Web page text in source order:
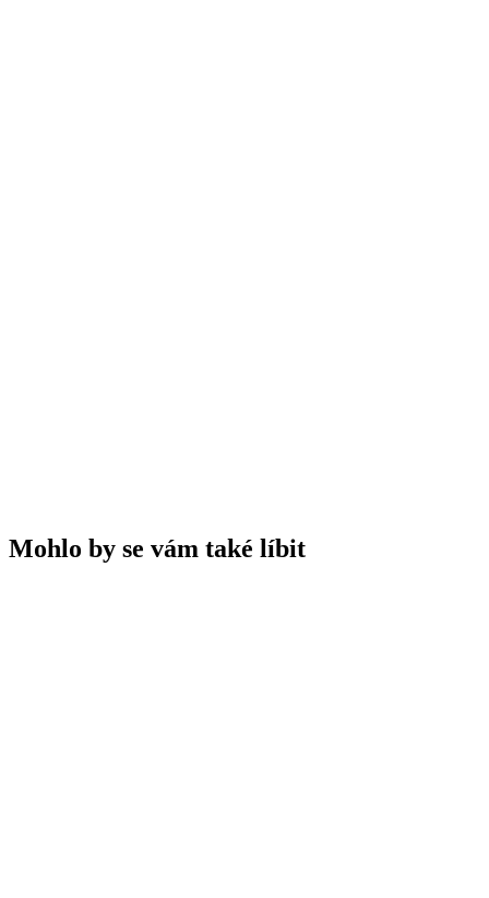
Mohlo by se vám také líbit